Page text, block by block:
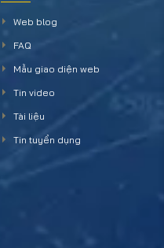
Web blog
FAQ
Mẫu giao diện web
Tin video
Tài liệu
Tin tuyển dụng